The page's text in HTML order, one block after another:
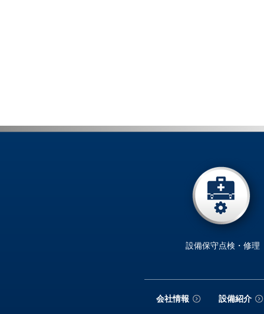
設備保守点検・修理
会社情報 設備紹介